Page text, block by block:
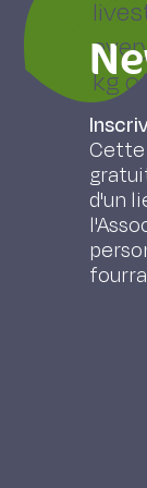
kg
d'un